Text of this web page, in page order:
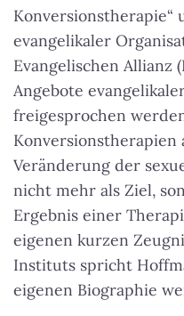
Konversionstherapie“
evangelikaler
Evangelischen Allianz
Angebote
freigesprochen
Konversionstherapien
Veränderung der
nicht mehr als Ziel,
Ergebnis einer
eigenen kurzen
Instituts spricht
eigenen Biographie